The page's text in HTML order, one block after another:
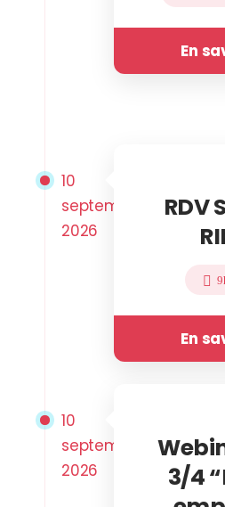
En
10
septembre
2026
RDV
En
10
septembre
2026
3/4